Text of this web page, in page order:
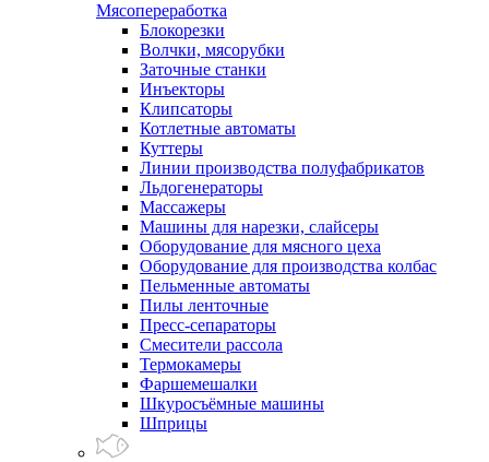
Мясопереработка
Блокорезки
Волчки, мясорубки
Заточные станки
Инъекторы
Клипсаторы
Котлетные автоматы
Куттеры
Линии производства полуфабрикатов
Льдогенераторы
Массажеры
Машины для нарезки, слайсеры
Оборудование для мясного цеха
Оборудование для производства колбас
Пельменные автоматы
Пилы ленточные
Пресс-сепараторы
Смесители рассола
Термокамеры
Фаршемешалки
Шкуросъёмные машины
Шприцы